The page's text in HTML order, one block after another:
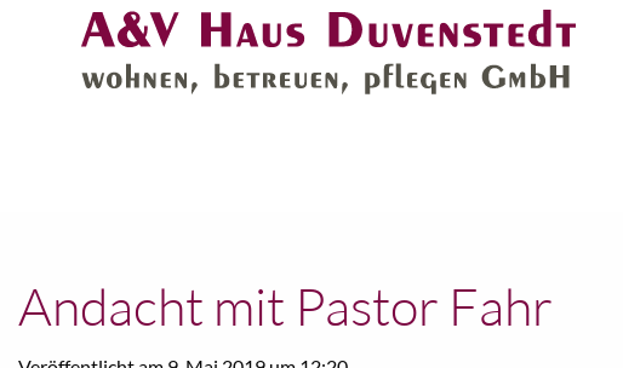
Andacht mit Pastor Fahr